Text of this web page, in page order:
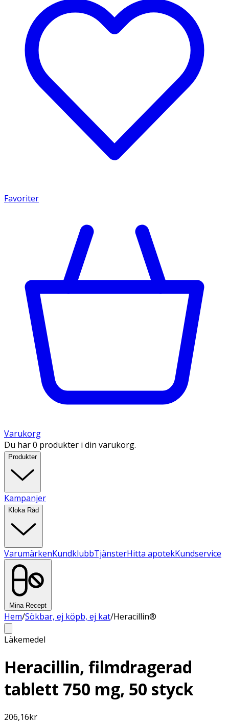
Favoriter
Varukorg
Du har 0 produkter i din varukorg.
Produkter
Kampanjer
Kloka Råd
VarumärkenKundklubbTjänsterHitta apotekKundservice
Mina Recept
Hem/Sökbar, ej köpb, ej kat/Heracillin®
Läkemedel
Heracillin, filmdragerad
tablett 750 mg, 50 styck
206,16kr